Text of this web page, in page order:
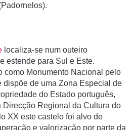
localiza-se num outeiro
estende para Sul e Este.
como Monumento Nacional pelo
dispõe de uma Zona Especial de
do Estado português,
Direcção Regional da Cultura do
XX este castelo foi alvo de
e valorização por parte da